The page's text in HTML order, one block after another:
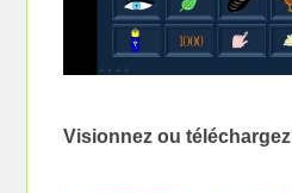
Visionnez ou téléchargez